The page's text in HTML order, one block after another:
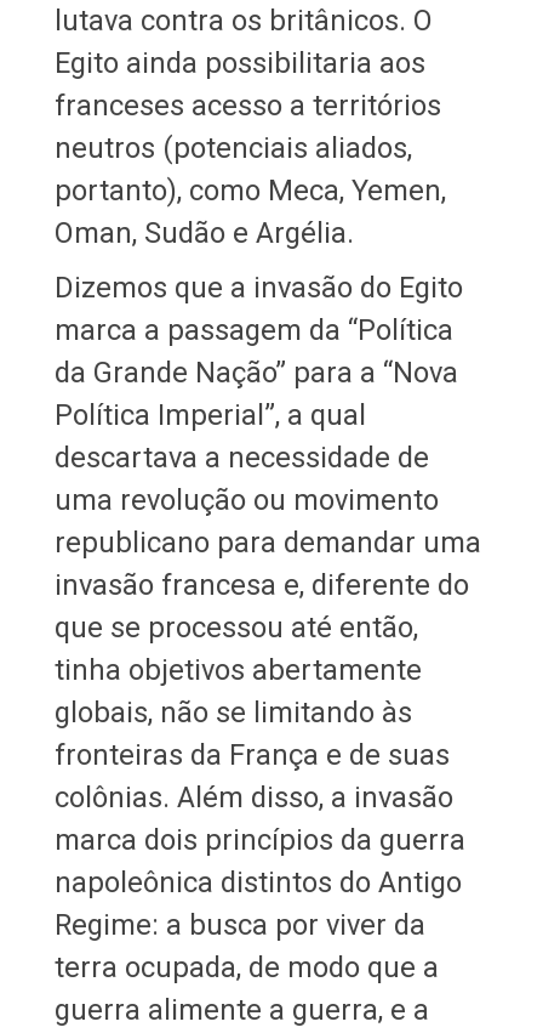
lutava contra os britânicos. O
Egito ainda possibilitaria aos
franceses acesso a territórios
neutros (potenciais aliados,
portanto), como Meca, Yemen,
Oman, Sudão e Argélia.
Dizemos que a invasão do Egito
marca a passagem da “Política
da Grande Nação” para a “Nova
Política Imperial”, a qual
descartava a necessidade de
uma revolução ou movimento
republicano para demandar uma
invasão francesa e, diferente do
que se processou até então,
tinha objetivos abertamente
globais, não se limitando às
fronteiras da França e de suas
colônias. Além disso, a invasão
marca dois princípios da guerra
napoleônica distintos do Antigo
Regime: a busca por viver da
terra ocupada, de modo que a
guerra alimente a guerra, e a